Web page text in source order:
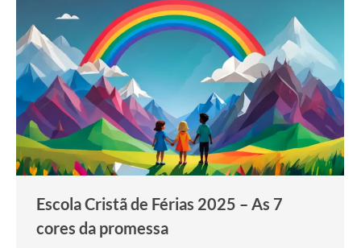
Escola Cristã de Férias 2025 – As 7
cores da promessa